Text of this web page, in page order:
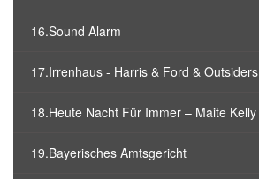
16.Sound Alarm
17.Irrenhaus - Harris & Ford & Outsiders
18.Heute Nacht Für Immer – Maite Kelly
19.Bayerisches Amtsgericht